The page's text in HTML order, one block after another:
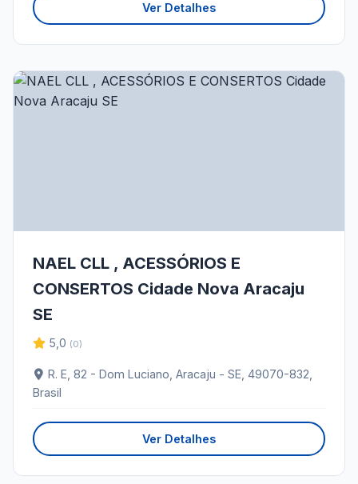
Ver Detalhes
NAEL CLL , ACESSÓRIOS E
CONSERTOS Cidade Nova Aracaju
SE
5,0 (0)
R. E, 82 - Dom Luciano, Aracaju - SE, 49070-832,
Brasil
Ver Detalhes